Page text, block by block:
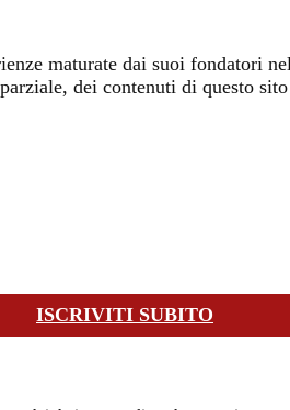
maturate dai suoi fondatori
dei contenuti di questo
ISCRIVITI SUBITO